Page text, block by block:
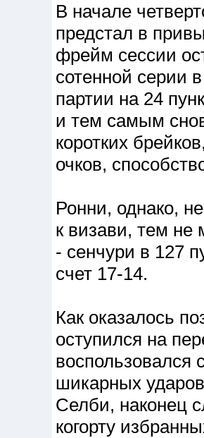
В начале
предстал в
фрейм сессии
сотенной серии
партии на 24
и тем самым
коротких
очков,
Ронни, однако,
к визави, тем не
- сенчури в 127
счет 17-14.
Как оказалось
оступился на
шикарных
Селби, наконец
когорту